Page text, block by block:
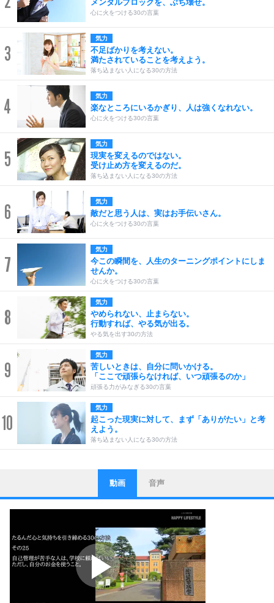
メンタルブロックを、ぶち壊せ。
心に火をつける30の言葉
3
気力
不足ばかりを考えない。
満たされていることを考えよう。
落ち込まない人になる30の方法
4 気力
楽なところにいるかぎり、人は強くなれない。
心に火をつける30の言葉
5
気力
現実を変えるのではない。
受け止め方を変えるのだ。
落ち込まない人になる30の方法
6 気力
敵だと思う人は、実はお手伝いさん。
心に火をつける30の言葉
7
気力
今この瞬間を、人生のターニングポイントにしま
せんか。
心に火をつける30の言葉
8
気力
やめられない、止まらない。
行動すれば、やる気が出る。
やる気を出す30の方法
9
気力
苦しいときは、自分に問いかける。
「ここで頑張らなければ、いつ頑張るのか」
頑張る力がみなぎる30の言葉
10
気力
起こった現実に対して、まず「ありがたい」と考
えよう。
落ち込まない人になる30の方法
1
ストレス対策
他人と比べない。
いっそのこと、他人を見ない。
いらいらしない人になる30の方法
プラス思考
ポジティブになれない原因は、行動しないから。
ポジティブ思考になる30の方法
ストレス対策
動画 音声